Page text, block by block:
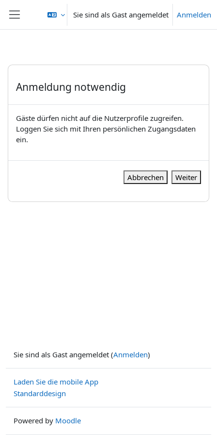
Website-Übersicht
Sie sind als Gast angemeldet Anmelden
Anmeldung notwendig
Gäste dürfen nicht auf die Nutzerprofile zugreifen.
Loggen Sie sich mit Ihren persönlichen Zugangsdaten
ein.
Abbrechen Weiter
Sie sind als Gast angemeldet (Anmelden)
Laden Sie die mobile App
Standarddesign
Powered by Moodle